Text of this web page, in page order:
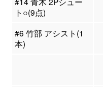
ト○(9点)
#6 竹部 アシスト(1
本)